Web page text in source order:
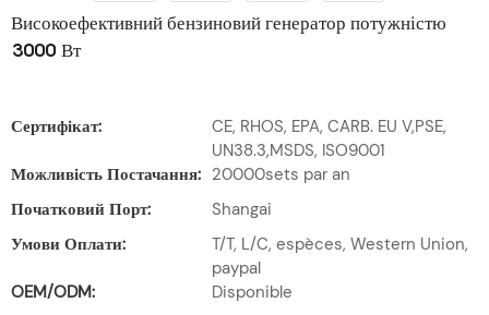
Високоефективний бензиновий генератор потужністю
3000 Вт
Сертифікат:
CE, RHOS, EPA, CARB. EU V,PSE,
UN38.3,MSDS, ISO9001
Можливість Постачання: 20000sets par an
Початковий Порт:
Shangai
Умови Оплати:
T/T, L/C, espèces, Western Union,
paypal
OEM/ODM:
Disponible